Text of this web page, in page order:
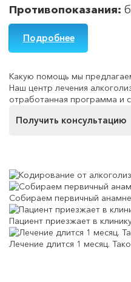
Противопоказания:
Подробнее
Какую помощь мы
Наш центр лечения
отработанная программа и
Получить консультацию
Собираем первичный
Пациент приезжает в
Лечение длится 1 месяц.